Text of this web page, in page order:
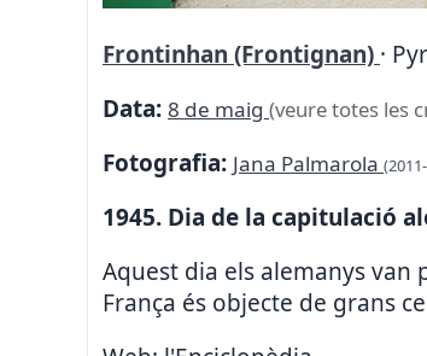
Frontinhan (Frontignan) ·
Data: 8 de maig (veure totes les
Fotografia: Jana Palmarola
1945. Dia de la capitulació
Aquest dia els alemanys van
França és objecte de grans